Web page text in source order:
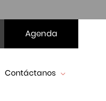
Agenda
Contáctanos